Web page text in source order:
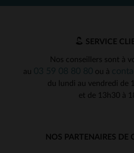
SERVICE
Nos conseillers sont à
au
ou à
du lundi au vendredi de
et de 13h30 à
NOS PARTENAIRES DE